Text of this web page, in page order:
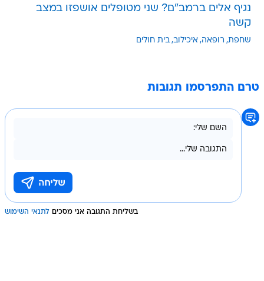
נגיף אלים ברמב"ם? שני מטופלים אושפזו במצב
קשה
שחפת רופאה איכילוב בית חולים
טרם התפרסמו תגובות
בשליחת התגובה אני מסכים לתנאי השימוש